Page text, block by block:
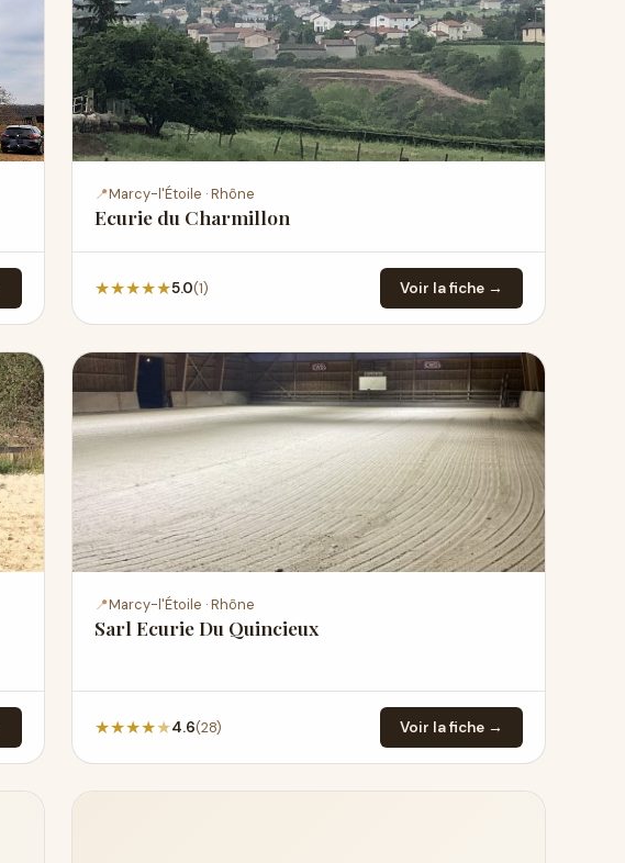
📍Marcy-l'Étoile · Rhône
Ecurie du Charmillon
★★★★★5.0(1) Voir la fiche →
📍Marcy-l'Étoile · Rhône
Sarl Ecurie Du Quincieux
★★★★★4.6(28) Voir la fiche →